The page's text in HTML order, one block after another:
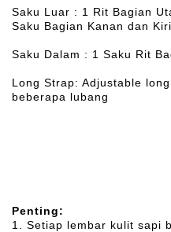
Saku Luar : 1 Rit Bagian
Saku Bagian Kanan dan Kiri
Saku Dalam : 1 Saku Rit
Long Strap: Adjustable
beberapa lubang
Penting:
1. Setiap lembar kulit sapi